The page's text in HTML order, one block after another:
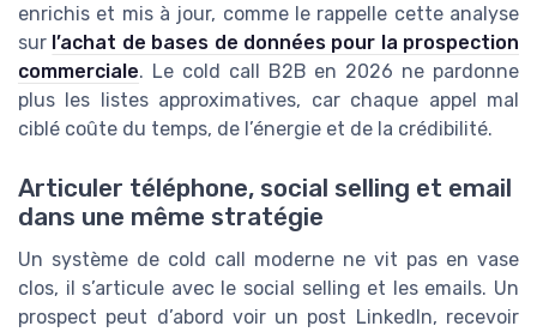
enrichis et mis à jour, comme le rappelle cette analyse
sur l’achat de bases de données pour la prospection
commerciale. Le cold call B2B en 2026 ne pardonne
plus les listes approximatives, car chaque appel mal
ciblé coûte du temps, de l’énergie et de la crédibilité.
Articuler téléphone, social selling et email
dans une même stratégie
Un système de cold call moderne ne vit pas en vase
clos, il s’articule avec le social selling et les emails. Un
prospect peut d’abord voir un post LinkedIn, recevoir